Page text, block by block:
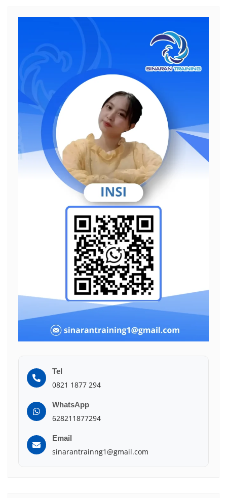
Tel
0821 1877 294
WhatsApp
628211877294
Email
sinarantrainng1@gmail.com